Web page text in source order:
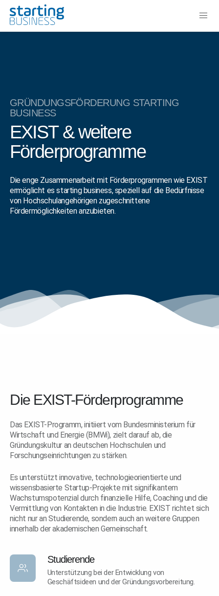
GRÜNDUNGSFÖRDERUNG STARTING
BUSINESS
EXIST & weitere
Förderprogramme
Die enge Zusammenarbeit mit Förderprogrammen wie EXIST
ermöglicht es starting business, speziell auf die Bedürfnisse
von Hochschulangehörigen zugeschnittene
Fördermöglichkeiten anzubieten.
Die EXIST-Förderprogramme
Das EXIST-Programm, initiiert vom Bundesministerium für
Wirtschaft und Energie (BMWi), zielt darauf ab, die
Gründungskultur an deutschen Hochschulen und
Forschungseinrichtungen zu stärken.
Es unterstützt innovative, technologieorientierte und
wissensbasierte Startup-Projekte mit signifikantem
Wachstumspotenzial durch finanzielle Hilfe, Coaching und die
Vermittlung von Kontakten in die Industrie. EXIST richtet sich
nicht nur an Studierende, sondern auch an weitere Gruppen
innerhalb der akademischen Gemeinschaft.
Studierende
Unterstützung bei der Entwicklung von
Geschäftsideen und der Gründungsvorbereitung.